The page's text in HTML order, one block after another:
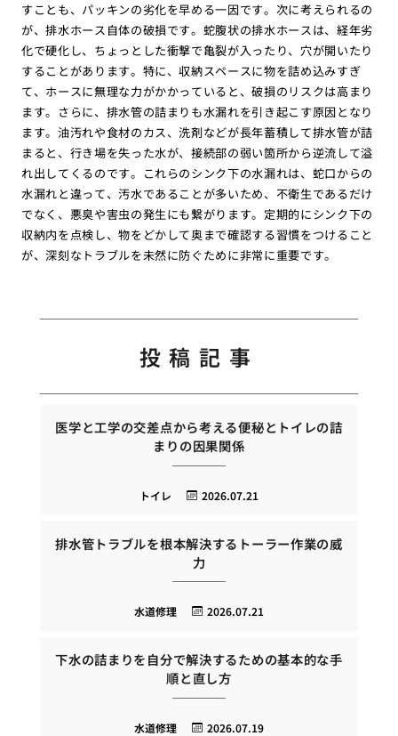
すことも、パッキンの劣化を早める一因です。次に考えられるの
が、排水ホース自体の破損です。蛇腹状の排水ホースは、経年劣
化で硬化し、ちょっとした衝撃で亀裂が入ったり、穴が開いたり
することがあります。特に、収納スペースに物を詰め込みすぎ
て、ホースに無理な力がかかっていると、破損のリスクは高まり
ます。さらに、排水管の詰まりも水漏れを引き起こす原因となり
ます。油汚れや食材のカス、洗剤などが長年蓄積して排水管が詰
まると、行き場を失った水が、接続部の弱い箇所から逆流して溢
れ出してくるのです。これらのシンク下の水漏れは、蛇口からの
水漏れと違って、汚水であることが多いため、不衛生であるだけ
でなく、悪臭や害虫の発生にも繋がります。定期的にシンク下の
収納内を点検し、物をどかして奥まで確認する習慣をつけること
が、深刻なトラブルを未然に防ぐために非常に重要です。
投稿記事
医学と工学の交差点から考える便秘とトイレの詰
まりの因果関係
2026.07.21
トイレ
排水管トラブルを根本解決するトーラー作業の威
力
2026.07.21
水道修理
下水の詰まりを自分で解決するための基本的な手
順と直し方
2026.07.19
水道修理